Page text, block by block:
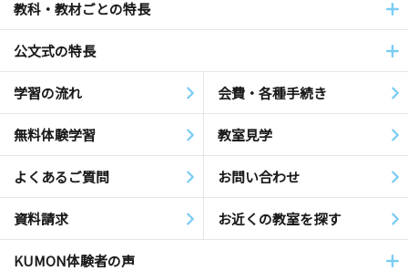
教科・教材ごとの特長
公文式の特長
学習の流れ 会費・各種手続き
無料体験学習 教室見学
よくあるご質問 お問い合わせ
資料請求 お近くの教室を探す
KUMON体験者の声